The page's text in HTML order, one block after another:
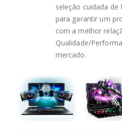
seleção cuidada de
para garantir um
com a melhor
Qualidade/
mercado.